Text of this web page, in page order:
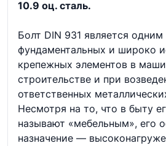
10.9 оц. сталь.
Болт DIN 931 является одним
фундаментальных и широко
крепежных элементов в
строительстве и при
ответственных
Несмотря на то, что в быту
называют «мебельным», его
назначение —